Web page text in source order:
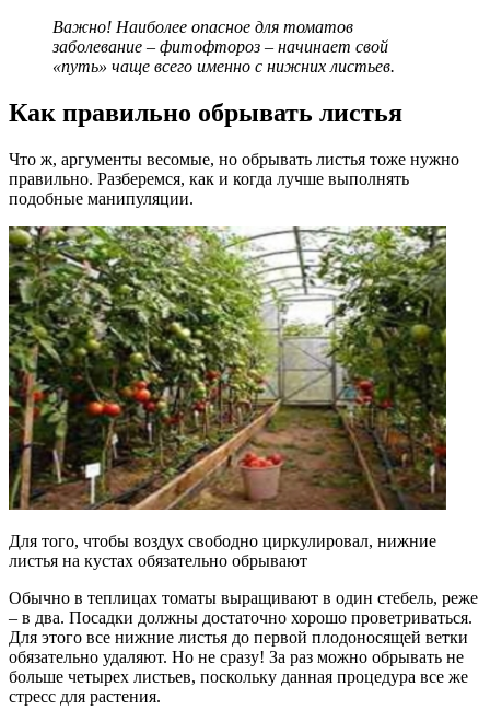
Важно! Наиболее опасное для томатов
заболевание – фитофтороз – начинает свой
«путь» чаще всего именно с нижних листьев.
Как правильно обрывать листья
Что ж, аргументы весомые, но обрывать листья тоже нужно
правильно. Разберемся, как и когда лучше выполнять
подобные манипуляции.
Для того, чтобы воздух свободно циркулировал, нижние
листья на кустах обязательно обрывают
Обычно в теплицах томаты выращивают в один стебель, реже
– в два. Посадки должны достаточно хорошо проветриваться.
Для этого все нижние листья до первой плодоносящей ветки
обязательно удаляют. Но не сразу! За раз можно обрывать не
больше четырех листьев, поскольку данная процедура все же
стресс для растения.